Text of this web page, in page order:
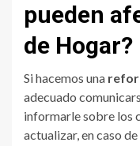
pueden
de Hogar?
Si hacemos una
adecuado
informarle sobre los
actualizar, en caso